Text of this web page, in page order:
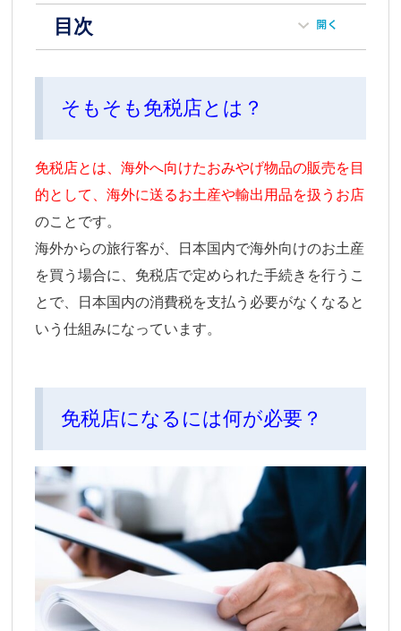
目次
そもそも免税店とは？
免税店とは、海外へ向けたおみやげ物品の販売を目
的として、海外に送るお土産や輸出用品を扱うお店
のことです。
海外からの旅行客が、日本国内で海外向けのお土産
を買う場合に、免税店で定められた手続きを行うこ
とで、日本国内の消費税を支払う必要がなくなると
いう仕組みになっています。
免税店になるには何が必要？